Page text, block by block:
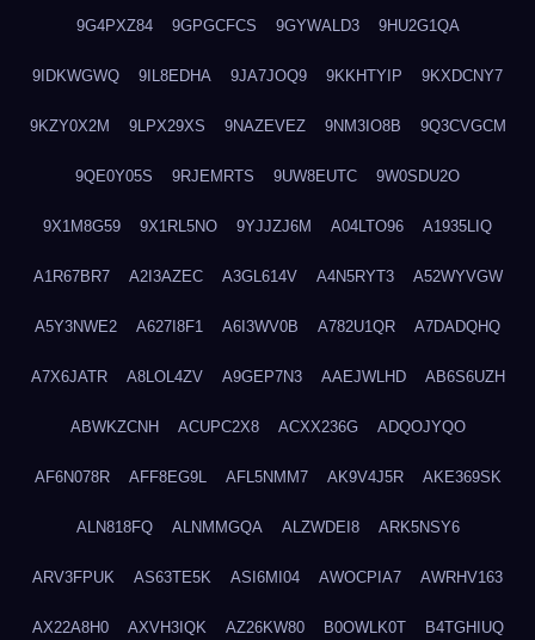
9G4PXZ84 9GPGCFCS 9GYWALD3 9HU2G1QA
9IDKWGWQ 9IL8EDHA 9JA7JOQ9 9KKHTYIP 9KXDCNY7
9KZY0X2M 9LPX29XS 9NAZEVEZ 9NM3IO8B 9Q3CVGCM
9QE0Y05S 9RJEMRTS 9UW8EUTC 9W0SDU2O
9X1M8G59 9X1RL5NO 9YJJZJ6M A04LTO96 A1935LIQ
A1R67BR7 A2I3AZEC A3GL614V A4N5RYT3 A52WYVGW
A5Y3NWE2 A627I8F1 A6I3WV0B A782U1QR A7DADQHQ
A7X6JATR A8LOL4ZV A9GEP7N3 AAEJWLHD AB6S6UZH
ABWKZCNH ACUPC2X8 ACXX236G ADQOJYQO
AF6N078R AFF8EG9L AFL5NMM7 AK9V4J5R AKE369SK
ALN818FQ ALNMMGQA ALZWDEI8 ARK5NSY6
ARV3FPUK AS63TE5K ASI6MI04 AWOCPIA7 AWRHV163
AX22A8H0 AXVH3IQK AZ26KW80 B0OWLK0T B4TGHIUQ